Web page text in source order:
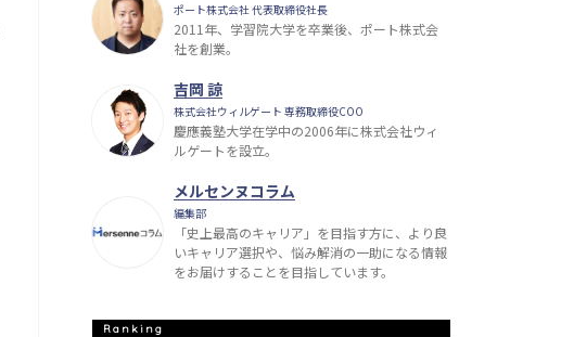
ポート株式会社 代表取締役社長
2011年、学習院大学を卒業後、ポート株式会
社を創業。
吉岡 諒
株式会社ウィルゲート 専務取締役COO
慶應義塾大学在学中の2006年に株式会社ウィ
ルゲートを設立。
メルセンヌコラム
編集部
「史上最高のキャリア」を目指す方に、より良
いキャリア選択や、悩み解消の一助になる情報
をお届けすることを目指しています。